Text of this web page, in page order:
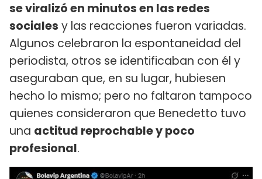
se viralizó en minutos en las redes
sociales y las reacciones fueron variadas.
Algunos celebraron la espontaneidad del
periodista, otros se identificaban con él y
aseguraban que, en su lugar, hubiesen
hecho lo mismo; pero no faltaron tampoco
quienes consideraron que Benedetto tuvo
una actitud reprochable y poco
profesional.